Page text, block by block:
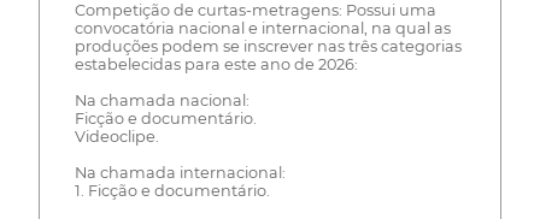
Competição de curtas-metragens: Possui uma
convocatória nacional e internacional, na qual as
produções podem se inscrever nas três categorias
estabelecidas para este ano de 2026:
Na chamada nacional:
Ficção e documentário.
Videoclipe.
Na chamada internacional:
1. Ficção e documentário.